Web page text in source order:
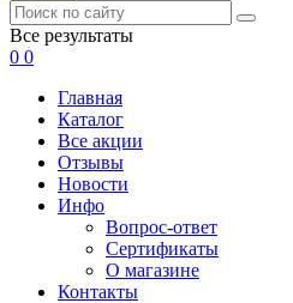
Все результаты
0 0
Главная
Каталог
Все акции
Отзывы
Новости
Инфо
Вопрос-ответ
Сертификаты
О магазине
Контакты